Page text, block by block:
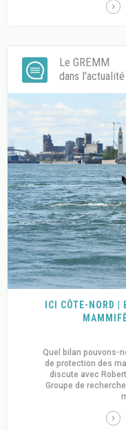
Le GREMM
dans l'actualité
ICI CÔTE-NORD |
Quel bilan pouvons-
de protection des
discute avec
Groupe de